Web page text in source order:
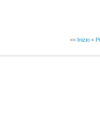
<< Inizio <